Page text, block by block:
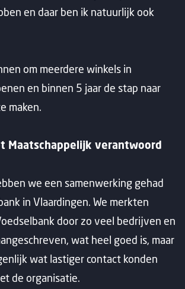
en daar ben ik natuurlijk ook
om meerdere winkels in
en binnen 5 jaar de stap naar
maken.
Maatschappelijk verantwoord
we een samenwerking gehad
in Vlaardingen. We merkten
door zo veel bedrijven en
wat heel goed is, maar
wat lastiger contact konden
de organisatie.